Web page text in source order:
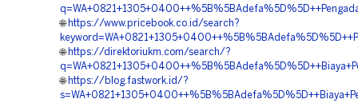
🌐 https://www.pricebook.co.id/search?
🌐 https://direktoriukm.com/search/?
🌐 https://blog.fastwork.id/?